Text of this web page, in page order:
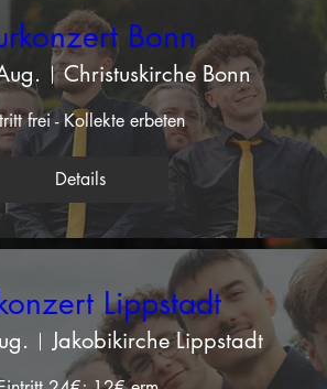
Bonn
Christuskirche Bonn
frei - Kollekte erbeten
Details
Lippstadt
Jakobikirche Lippstadt